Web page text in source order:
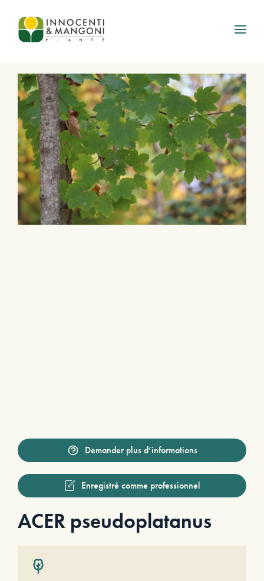
Skip to main content
Demander plus d’informations
Enregistré comme professionnel
ACER pseudoplatanus